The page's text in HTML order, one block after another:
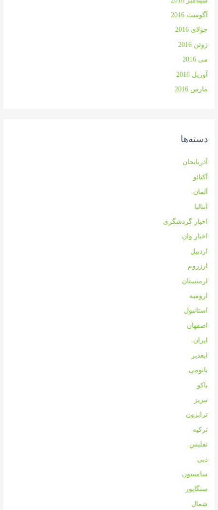
آگوست 2016
جولای 2016
ژوئن 2016
می 2016
آوریل 2016
مارس 2016
دسته‌ها
آذربایجان
آکتائو
آلمان
آنتالیا
اخبار گردشگری
اخبار وان
اردبیل
ارزروم
ارمنستان
ارومیه
استانبول
اصفهان
ایران
ایغدیر
باتومی
باکو
تبریز
ترابزون
ترکیه
تفلیس
دبی
سامسون
سنگاپور
شمال